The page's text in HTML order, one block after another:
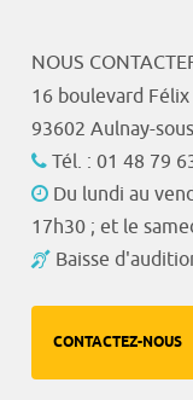
NOUS
16 boulevard Félix
93602 Aulnay-
Tél. : 01 48 79
Du lundi au
17h30 ; et le
Baisse
CONTACTEZ-NOUS